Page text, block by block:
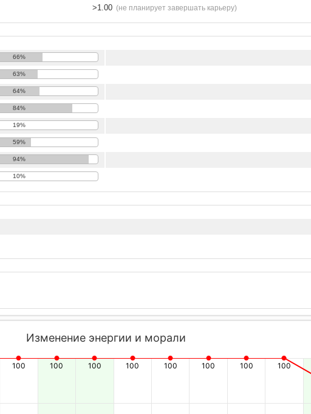
>1.00 (не планирует завершать карьеру)
66%
63%
64%
84%
19%
59%
94%
10%
Изменение энергии и морали
100 100 100 100 100 100 100 100